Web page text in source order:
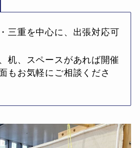
三重を中心に、出張対応可
机、スペースがあれば開催
もお気軽にご相談くださ